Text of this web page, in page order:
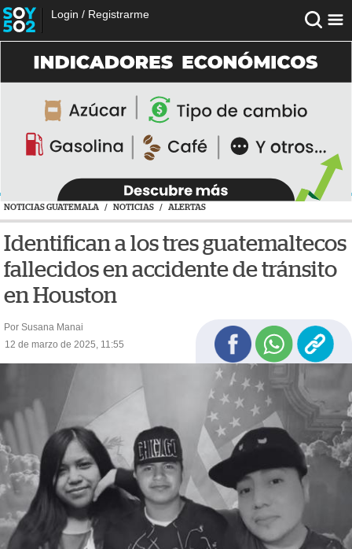
Login / Registrarme
NOTICIAS GUATEMALA / NOTICIAS / ALERTAS
Identifican a los tres guatemaltecos
fallecidos en accidente de tránsito
en Houston
Por Susana Manai
12 de marzo de 2025, 11:55